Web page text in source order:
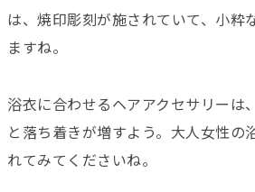
は、焼印彫刻が施されていて、小粋
ますね。
浴衣に合わせるヘアアクセサリーは
と落ち着きが増すよう。大人女性の
れてみてくださいね。